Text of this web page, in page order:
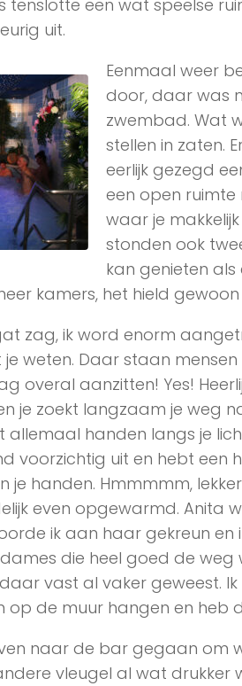
tenslotte een wat speelse
uit.
Eenmaal weer
door, daar was
zwembad. Wat
stellen in zaten.
eerlijk gezegd
een open
waar je
stonden ook
kan genieten als
kamers, het hield gewoon
zag, ik word enorm
weten. Daar staan mensen
overal aanzitten! Yes!
je zoekt langzaam je weg
allemaal handen langs je
voorzichtig uit en hebt een
je handen. Hmmmmm,
even opgewarmd. Anita
ik aan haar gekreun en
die heel goed de weg
vast al vaker geweest.
de muur hangen en heb
naar de bar gegaan om
vleugel al wat drukker